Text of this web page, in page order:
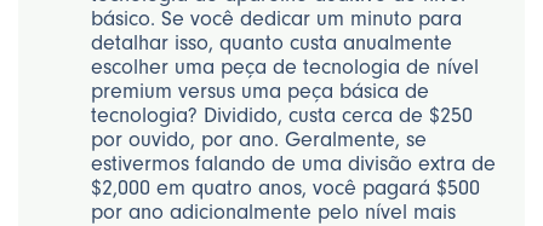
básico. Se você dedicar um minuto para
detalhar isso, quanto custa anualmente
escolher uma peça de tecnologia de nível
premium versus uma peça básica de
tecnologia? Dividido, custa cerca de $250
por ouvido, por ano. Geralmente, se
estivermos falando de uma divisão extra de
$2,000 em quatro anos, você pagará $500
por ano adicionalmente pelo nível mais